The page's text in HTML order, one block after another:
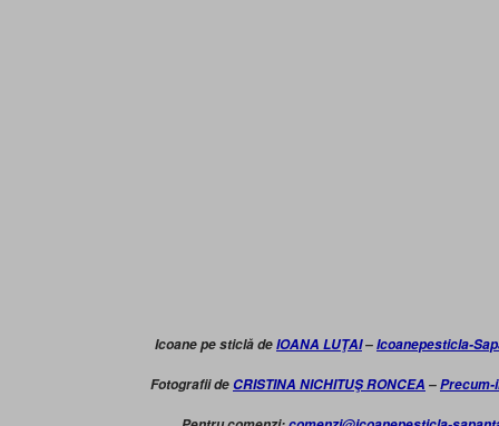
Icoane pe sticlă deIOANA LUŢAI–Icoanepesticla-
Fotografii de CRISTINA NICHITUŞ RONCEA –Precum-